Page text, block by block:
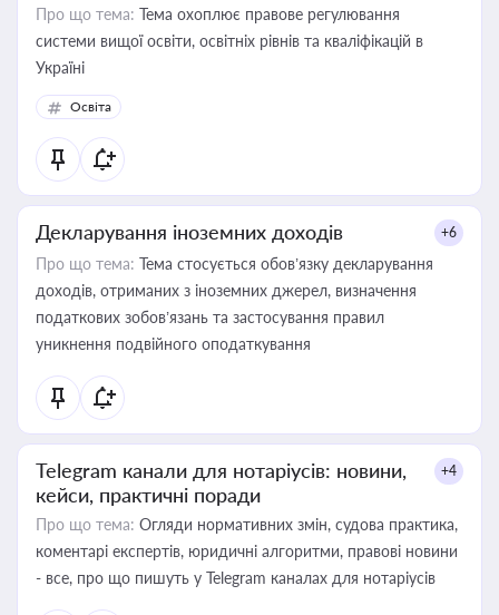
Про що тема: Тема охоплює правове регулювання
системи вищої освіти, освітніх рівнів та кваліфікацій в
Україні
Освіта
Декларування іноземних доходів +6
Про що тема: Тема стосується обов’язку декларування
доходів, отриманих з іноземних джерел, визначення
податкових зобов’язань та застосування правил
уникнення подвійного оподаткування
Telegram канали для нотаріусів: новини,
кейси, практичні поради
+4
Про що тема: Огляди нормативних змін, судова практика,
коментарі експертів, юридичні алгоритми, правові новини
- все, про що пишуть у Telegram каналах для нотаріусів